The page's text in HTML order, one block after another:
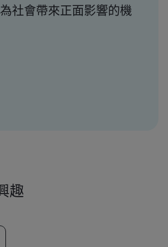
社會帶來正面影響的機
趣